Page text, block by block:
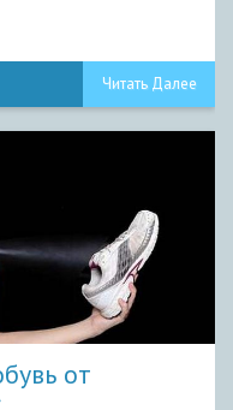
Читать Далее
от